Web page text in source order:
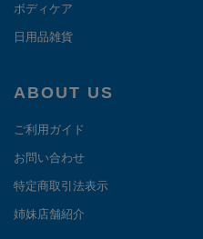
ボディケア
日用品雑貨
ABOUT US
ご利用ガイド
お問い合わせ
特定商取引法表示
姉妹店舗紹介